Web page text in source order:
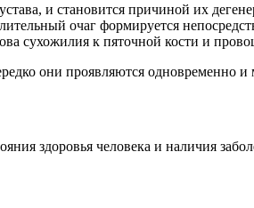
и становится причиной их
очаг формируется
сухожилия к пяточной кости и
они проявляются одновременно
здоровья человека и наличия